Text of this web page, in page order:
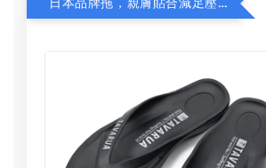
日本品牌拖，親膚貼合減足壓，超值加購75折！